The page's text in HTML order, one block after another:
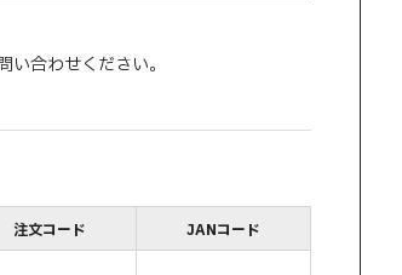
合わせください。
注文コード JANコード